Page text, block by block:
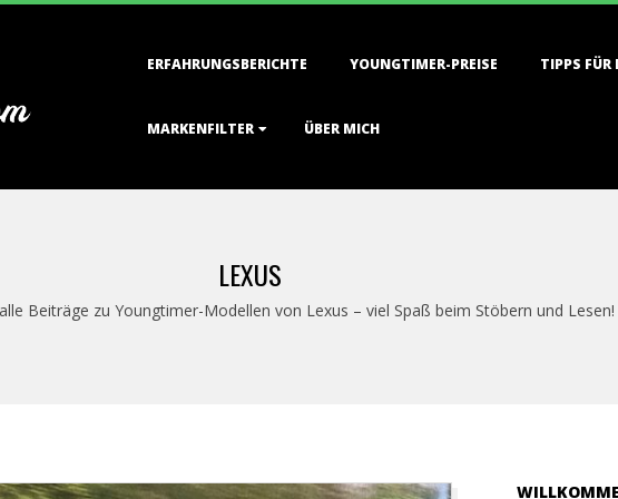
ERFAHRUNGSBERICHTE YOUNGTIMER-PREISE TIPPS FÜR
MARKENFILTER ÜBER MICH
LEXUS
Beiträge zu Youngtimer-Modellen von Lexus – viel Spaß beim Stöbern und Lesen!